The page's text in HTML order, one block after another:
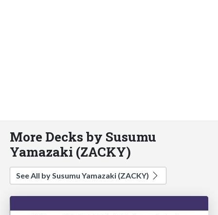
More Decks by Susumu
Yamazaki (ZACKY)
See All by Susumu Yamazaki (ZACKY)